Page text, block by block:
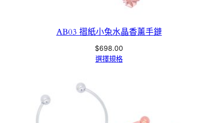
AB03 摺紙小兔水晶香薰手鏈
$698.00
選擇規格